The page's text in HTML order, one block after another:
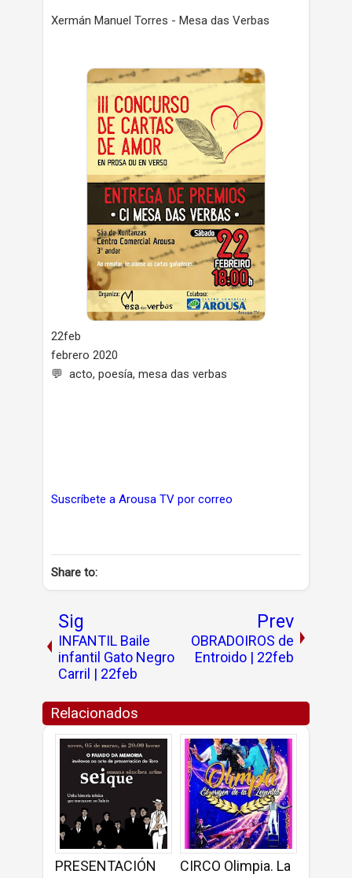
Xermán Manuel Torres - Mesa das Verbas
22feb
febrero 2020
💬 acto, poesía, mesa das verbas
Suscríbete a Arousa TV por correo
Share to:
Sig
INFANTIL Baile
infantil Gato Negro
Carril | 22feb
Prev
OBRADOIROS de
Entroido | 22feb
Relacionados
PRESENTACIÓN
CIRCO Olimpia. La